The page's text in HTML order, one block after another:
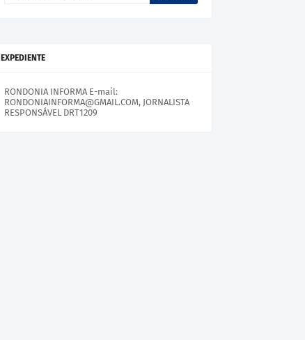
EXPEDIENTE
RONDONIA INFORMA E-mail:
RONDONIAINFORMA@GMAIL.COM, JORNALISTA
RESPONSÁVEL DRT1209